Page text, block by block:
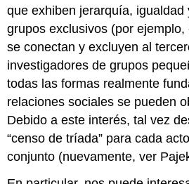
que exhiben jerarquía, igualdad
grupos exclusivos (por
se conectan y excluyen al
investigadores de grupos
todas las formas realmente
relaciones sociales se pueden
Debido a este interés, tal vez
“censo de tríada” para cada
conjunto (nuevamente, ver